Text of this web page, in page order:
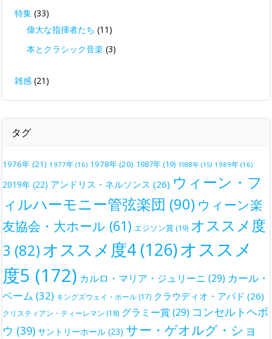
特集 (33)
偉大な指揮者たち (11)
本とクラシック音楽 (3)
雑感 (21)
タグ
1976年 (21) 1977年 (16) 1978年(20) 1987年(19) 1988年 (15) 1989年 (16)
2019年 (22) アンドリス・ネルソンス (26) ウィーン・フ
ィルハーモニー管弦楽団 (90) ウィーン楽
友協会・大ホール (61) エジソン賞(19) オススメ度
3 (82) オススメ度4 (126)オススメ
度5 (172) カルロ・マリア・ジュリーニ (29) カール・
ベーム (32) キングズウェイ・ホール (17) クラウディオ・アバド (26)
クリスティアン・ティーレマン (18) グラミー賞 (29) コンセルトヘボ
ウ (39) サントリーホール (23) サー・ゲオルグ・ショ